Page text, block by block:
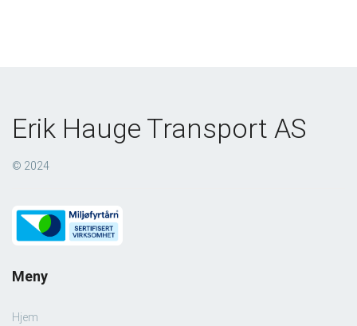
Erik Hauge Transport AS
© 2024
Meny
Hjem